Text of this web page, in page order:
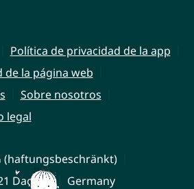
Política de privacidad de la app
de la página web
Sobre nosotros
legal
(haftungsbeschränkt)
Dachau Germany